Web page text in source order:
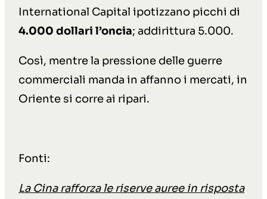
International Capital ipotizzano picchi di
4.000 dollari l’oncia; addirittura 5.000.
Così, mentre la pressione delle guerre
commerciali manda in affanno i mercati, in
Oriente si corre ai ripari.
Fonti:
La Cina rafforza le riserve auree in risposta